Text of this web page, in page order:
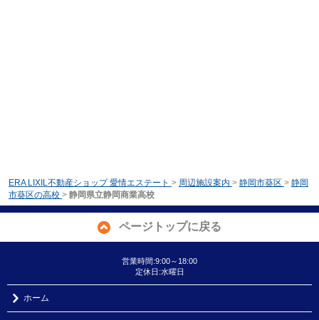
ERA LIXIL不動産ショップ 愛情エステート > 周辺施設案内 > 静岡市葵区 > 静岡
市葵区の高校 > 静岡県立静岡商業高校
ページトップに戻る
営業時間:9:00～18:00
定休日:水曜日
ホーム